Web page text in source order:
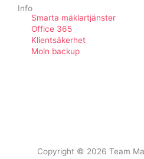
Info
Smarta mäklartjänster
Office 365
Klientsäkerhet
Moln backup
Copyright © 2026 Team